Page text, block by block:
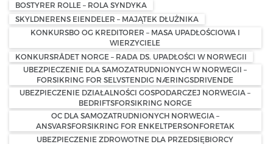
BOSTYRER ROLLE – ROLA SYNDYKA
SKYLDNERENS EIENDELER – MAJĄTEK DŁUŻNIKA
KONKURSBO OG KREDITORER – MASA UPADŁOŚCIOWA I
WIERZYCIELE
KONKURSRÅDET NORGE – RADA DS. UPADŁOŚCI W NORWEGII
UBEZPIECZENIE DLA SAMOZATRUDNIONYCH W NORWEGII –
FORSIKRING FOR SELVSTENDIG NÆRINGSDRIVENDE
UBEZPIECZENIE DZIAŁALNOŚCI GOSPODARCZEJ NORWEGIA –
BEDRIFTSFORSIKRING NORGE
OC DLA SAMOZATRUDNIONYCH NORWEGIA –
ANSVARSFORSIKRING FOR ENKELTPERSONFORETAK
UBEZPIECZENIE ZDROWOTNE DLA PRZEDSIĘBIORCY